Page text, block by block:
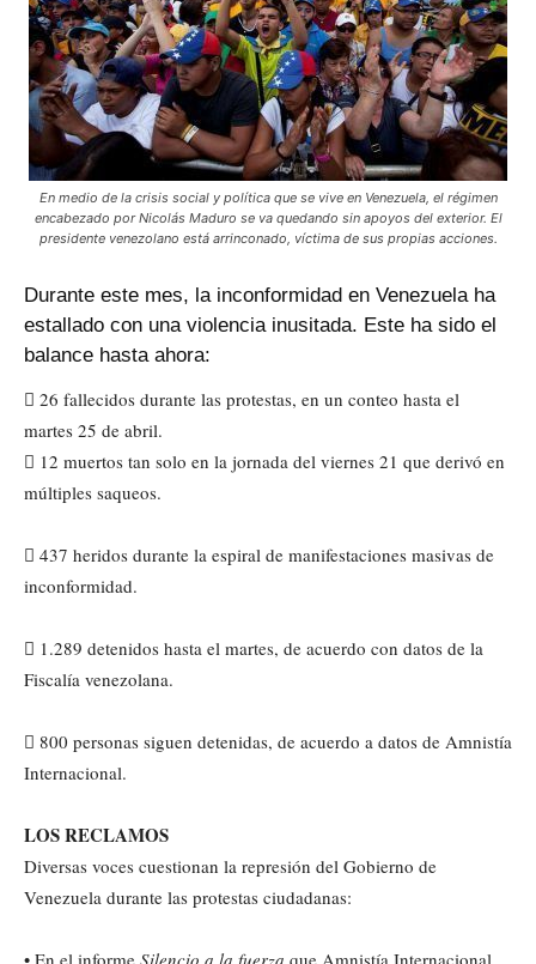
En medio de la crisis social y política que se vive en Venezuela, el régimen
encabezado por Nicolás Maduro se va quedando sin apoyos del exterior. El
presidente venezolano está arrinconado, víctima de sus propias acciones.
Durante este mes, la inconformidad en Venezuela ha
estallado con una violencia inusitada. Este ha sido el
balance hasta ahora:
 26 fallecidos durante las protestas, en un conteo hasta el
martes 25 de abril.
 12 muertos tan solo en la jornada del viernes 21 que derivó en
múltiples saqueos.
 437 heridos durante la espiral de manifestaciones masivas de
inconformidad.
 1.289 detenidos hasta el martes, de acuerdo con datos de la
Fiscalía venezolana.
 800 personas siguen detenidas, de acuerdo a datos de Amnistía
Internacional.
LOS RECLAMOS
Diversas voces cuestionan la represión del Gobierno de
Venezuela durante las protestas ciudadanas:
• En el informe Silencio a la fuerza que Amnistía Internacional